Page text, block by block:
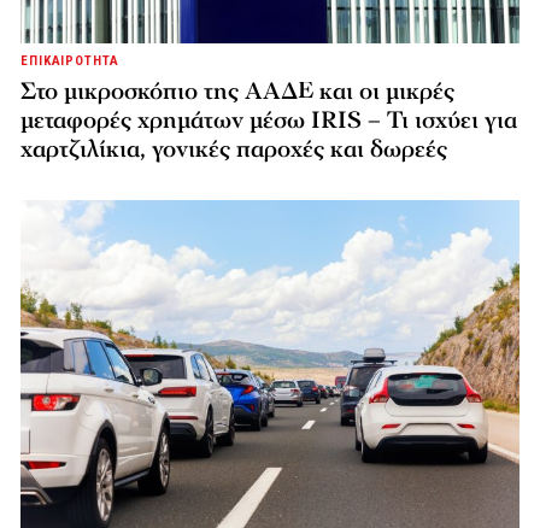
ΕΠΙΚΑΙΡΟΤΗΤΑ
Στο μικροσκόπιο της ΑΑΔΕ και οι μικρές
μεταφορές χρημάτων μέσω IRIS – Τι ισχύει για
χαρτζιλίκια, γονικές παροχές και δωρεές